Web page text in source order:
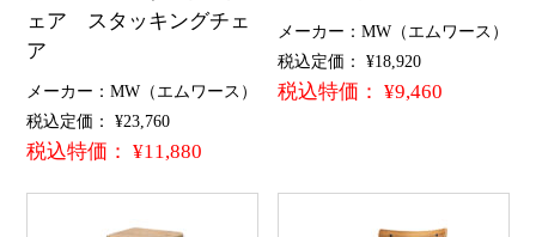
ェア スタッキングチェ
ア
メーカー：MW（エムワース）
税込定価： ¥23,760
税込特価： ¥11,880
メーカー：MW（エムワース）
税込定価： ¥18,920
税込特価： ¥9,460